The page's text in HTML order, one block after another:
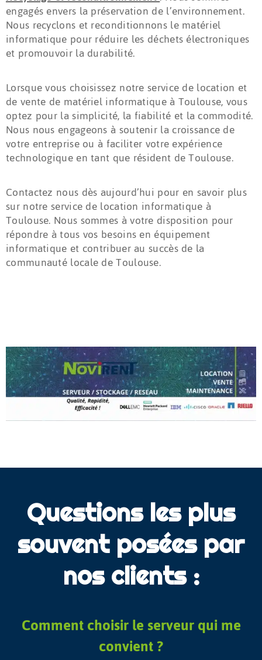
engagés envers la préservation de l’environnement.
Nous recyclons et reconditionnons le matériel
informatique pour réduire les déchets électroniques
et promouvoir la durabilité.
Lorsque vous choisissez notre service de location et
de vente de matériel informatique à Toulouse, vous
optez pour la simplicité, la fiabilité et la commodité.
Nous nous engageons à soutenir la croissance de
votre entreprise ou à faciliter votre expérience
technologique en tant que résident de Toulouse.
Contactez nous dès aujourd’hui pour en savoir plus
sur notre service de location informatique à
Toulouse. Nous sommes à votre disposition pour
répondre à tous vos besoins en équipement
informatique et contribuer au succès de la
communauté locale de Toulouse.
Questions les plus
souvent posées par
nos clients :
Comment choisir le serveur qui me
convient ?